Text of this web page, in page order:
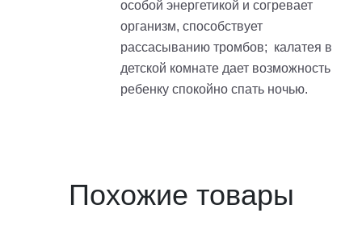
особой энергетикой и согревает
организм, способствует
рассасыванию тромбов; калатея в
детской комнате дает возможность
ребенку спокойно спать ночью.
Похожие товары